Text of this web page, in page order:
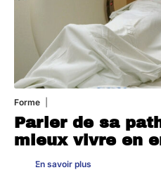
Forme
Parler de sa
mieux vivre en
En savoir plus